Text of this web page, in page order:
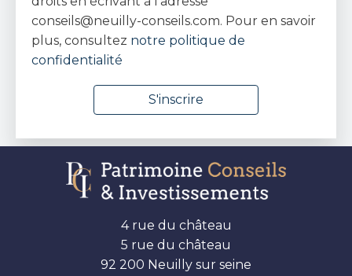
conseils@neuilly-conseils.com. Pour en savoir
plus, consultez notre politique de
confidentialité
4 rue du château
5 rue du château
92 200 Neuilly sur seine